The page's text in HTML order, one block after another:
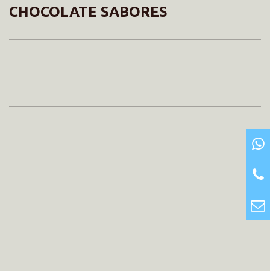
CHOCOLATE SABORES